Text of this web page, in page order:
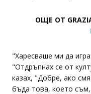
ОЩЕ ОТ
"Харесваше ми да
"Отдръпнах се от
казах, "Добре, ако
бъда това, което